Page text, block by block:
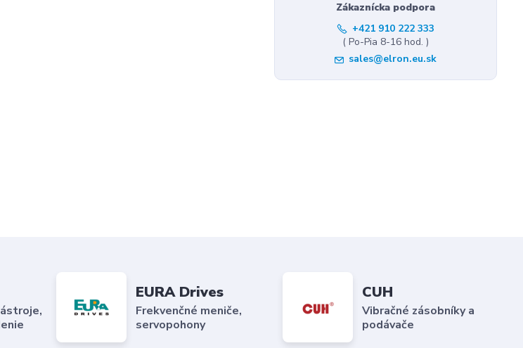
Zákaznícka podpora
+421 910 222 333
( Po-Pia 8-16 hod. )
sales@elron.eu.sk
EURA Drives
Frekvenčné meniče,
servopohony
CUH
Vibračné zásobníky a
podávače